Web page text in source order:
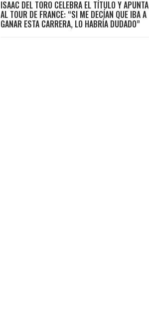
ISAAC DEL TORO CELEBRA EL TÍTULO Y APUNTA
AL TOUR DE FRANCE: “SI ME DECÍAN QUE IBA A
GANAR ESTA CARRERA, LO HABRÍA DUDADO”